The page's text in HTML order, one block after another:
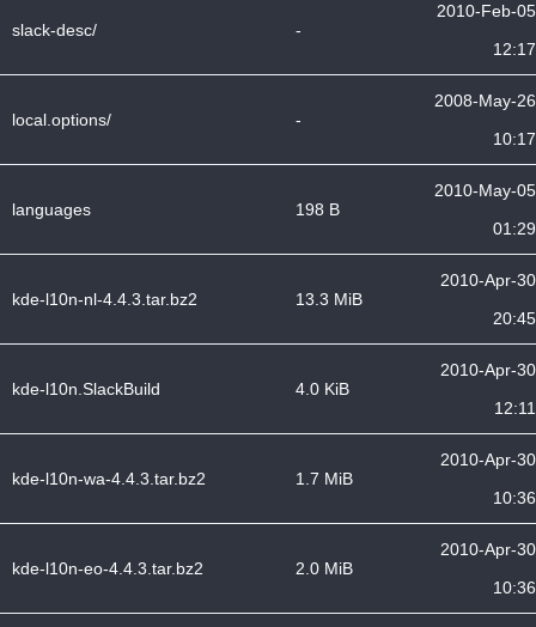
slack-desc/ -
2010-Feb-05
12:17
local.options/ -
2008-May-26
10:17
languages 198 B
2010-May-05
01:29
kde-l10n-nl-4.4.3.tar.bz2 13.3 MiB
2010-Apr-30
20:45
kde-l10n.SlackBuild 4.0 KiB
2010-Apr-30
12:11
kde-l10n-wa-4.4.3.tar.bz2 1.7 MiB
2010-Apr-30
10:36
kde-l10n-eo-4.4.3.tar.bz2 2.0 MiB
2010-Apr-30
10:36